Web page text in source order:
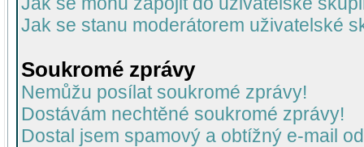
Jak se stanu moderátorem uživatelské
Soukromé zprávy
Nemůžu posílat soukromé zprávy!
Dostávám nechtěné soukromé zprávy!
Dostal jsem spamový a obtížný e-mail